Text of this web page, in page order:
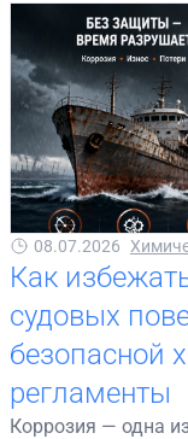
08.07.2026
Как
судовых
безопасной
регламенты
Коррозия — одна